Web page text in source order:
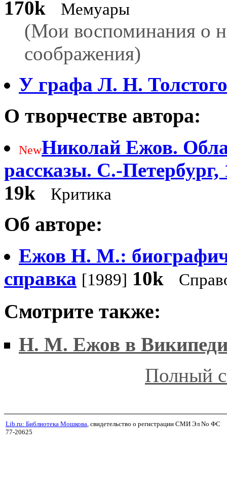
170k
Мемуары
(Мои воспоминания о
соображения)
У графа Л. Н. Толстого
О творчестве автора:
NewНиколай Ежов.
рассказы. С.-Петербург,
19k
Критика
Об авторе:
Ежов Н. М.:
справка [1989] 10k
Смотрите также:
Н. М. Ежов в
Полный
Lib.ru: Библиотека Мошкова , свидетельство о регистрации СМИ Эл No ФС
77-20625